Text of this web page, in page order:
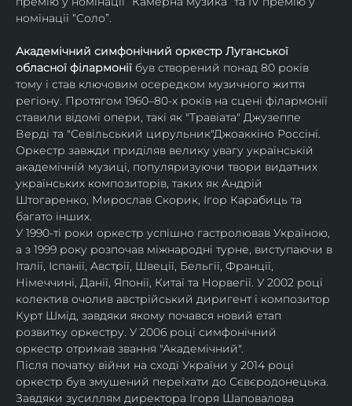
номінації “Соло”.
Академічний симфонічний оркестр Луганської
обласної філармонії був створений понад 80 років
тому і став ключовим осередком музичного життя
регіону. Протягом 1960–80-х років на сцені філармонії
ставили відомі опери, такі як "Травіата" Джузеппе
Верді та "Севільський цирульник"Джоаккіно Россіні.
Оркестр завжди приділяв велику увагу українській
академічній музиці, популяризуючи твори видатних
українських композиторів, таких як Андрій
Штогаренко, Мирослав Скорик, Ігор Карабиць та
багато інших.
У 1990-ті роки оркестр успішно гастролював Україною,
а з 1999 року розпочав міжнародні турне, виступаючи в
Італії, Іспанії, Австрії, Швеції, Бельгії, Франції,
Німеччині, Данії, Японії, Китаї та Норвегії. У 2002 році
колектив очолив австрійський диригент і композитор
Курт Шмід, завдяки якому почався новий етап
розвитку оркестру. У 2006 році симфонічний
оркестр отримав звання "Академічний".
Після початку війни на сході України у 2014 році
оркестр був змушений переїхати до Сєвєродонецька.
Завдяки зусиллям директора Ігоря Шаповалова